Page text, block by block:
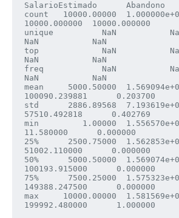
SalarioEstimado      Abandono
count   10000.00000
10000.000000  10000.000000
unique          NaN
NaN           NaN
top             NaN
NaN           NaN
freq            NaN
NaN           NaN
mean     5000.50000
100090.239881      0.203700
std      2886.89568
57510.492818      0.402769
min         1.00000
11.580000      0.000000
25%      2500.75000
51002.110000      0.000000
50%      5000.50000
100193.915000      0.000000
75%      7500.25000
149388.247500      0.000000
max     10000.00000
199992.480000      1.000000